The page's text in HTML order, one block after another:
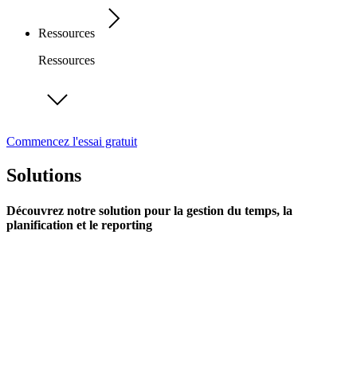
Ressources
Ressources
Commencez l'essai gratuit
Solutions
Découvrez notre solution pour la gestion du temps, la
planification et le reporting